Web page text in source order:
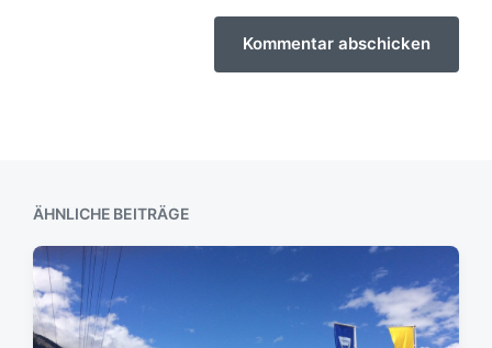
ÄHNLICHE BEITRÄGE